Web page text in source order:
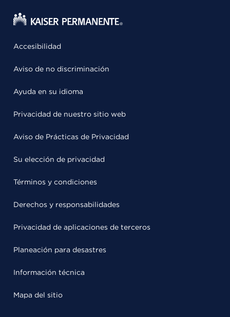
Accesibilidad
Aviso de no discriminación
Ayuda en su idioma
Privacidad de nuestro sitio web
Aviso de Prácticas de Privacidad
Su elección de privacidad
Términos y condiciones
Derechos y responsabilidades
Privacidad de aplicaciones de terceros
Planeación para desastres
Información técnica
Mapa del sitio